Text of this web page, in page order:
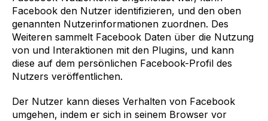
Facebook den Nutzer identifizieren, und den oben
genannten Nutzerinformationen zuordnen. Des
Weiteren sammelt Facebook Daten über die Nutzung
von und Interaktionen mit den Plugins, und kann
diese auf dem persönlichen Facebook-Profil des
Nutzers veröffentlichen.
Der Nutzer kann dieses Verhalten von Facebook
umgehen, indem er sich in seinem Browser vor